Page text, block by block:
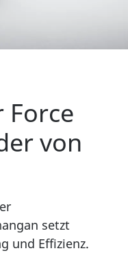
von
setzt
und Effizienz.